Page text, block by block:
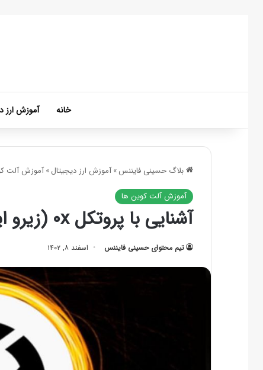
خانه آموزش ارز
بلاگ حسینی فایننس»آموزش ارز دیجیتال»آموزش آلت
آموزش آلت کوین ها
آشنایی با پروتکل ۰x (زیرو ایکس) و ارز دیجیتال ZRX
تیم محتوای حسینی‌ فایننس اسفند ۸, ۱۴۰۲